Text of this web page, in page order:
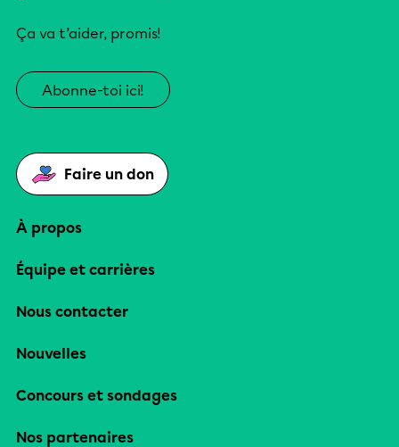
Ça va t’aider, promis!
Abonne-toi ici!
Faire un don
À propos
Équipe et carrières
Nous contacter
Nouvelles
Concours et sondages
Nos partenaires